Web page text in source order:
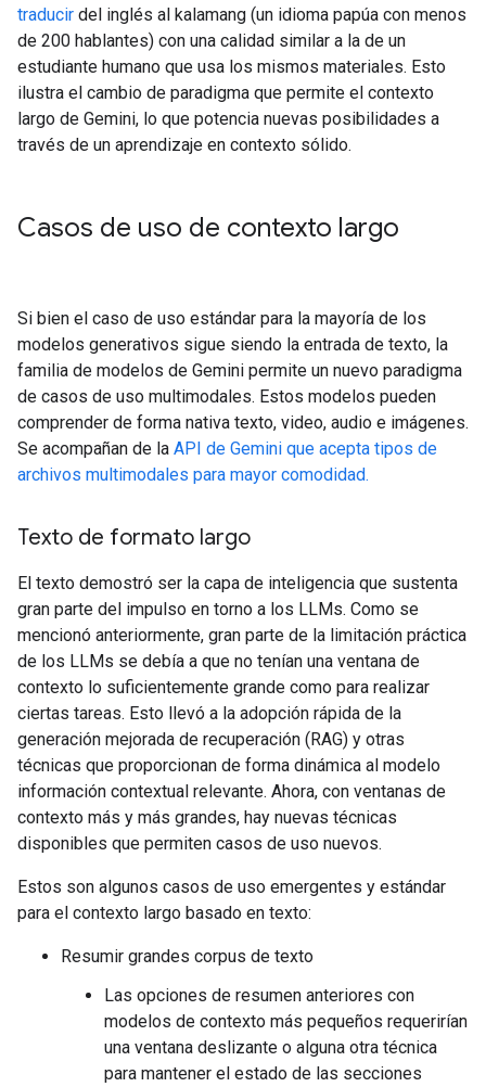
traducir del inglés al kalamang (un idioma papúa con menos
de 200 hablantes) con una calidad similar a la de un
estudiante humano que usa los mismos materiales. Esto
ilustra el cambio de paradigma que permite el contexto
largo de Gemini, lo que potencia nuevas posibilidades a
través de un aprendizaje en contexto sólido.
Casos de uso de contexto largo
Si bien el caso de uso estándar para la mayoría de los
modelos generativos sigue siendo la entrada de texto, la
familia de modelos de Gemini permite un nuevo paradigma
de casos de uso multimodales. Estos modelos pueden
comprender de forma nativa texto, video, audio e imágenes.
Se acompañan de la API de Gemini que acepta tipos de
archivos multimodales para mayor comodidad.
Texto de formato largo
El texto demostró ser la capa de inteligencia que sustenta
gran parte del impulso en torno a los LLMs. Como se
mencionó anteriormente, gran parte de la limitación práctica
de los LLMs se debía a que no tenían una ventana de
contexto lo suficientemente grande como para realizar
ciertas tareas. Esto llevó a la adopción rápida de la
generación mejorada de recuperación (RAG) y otras
técnicas que proporcionan de forma dinámica al modelo
información contextual relevante. Ahora, con ventanas de
contexto más y más grandes, hay nuevas técnicas
disponibles que permiten casos de uso nuevos.
Estos son algunos casos de uso emergentes y estándar
para el contexto largo basado en texto:
Resumir grandes corpus de texto
Las opciones de resumen anteriores con
modelos de contexto más pequeños requerirían
una ventana deslizante o alguna otra técnica
para mantener el estado de las secciones